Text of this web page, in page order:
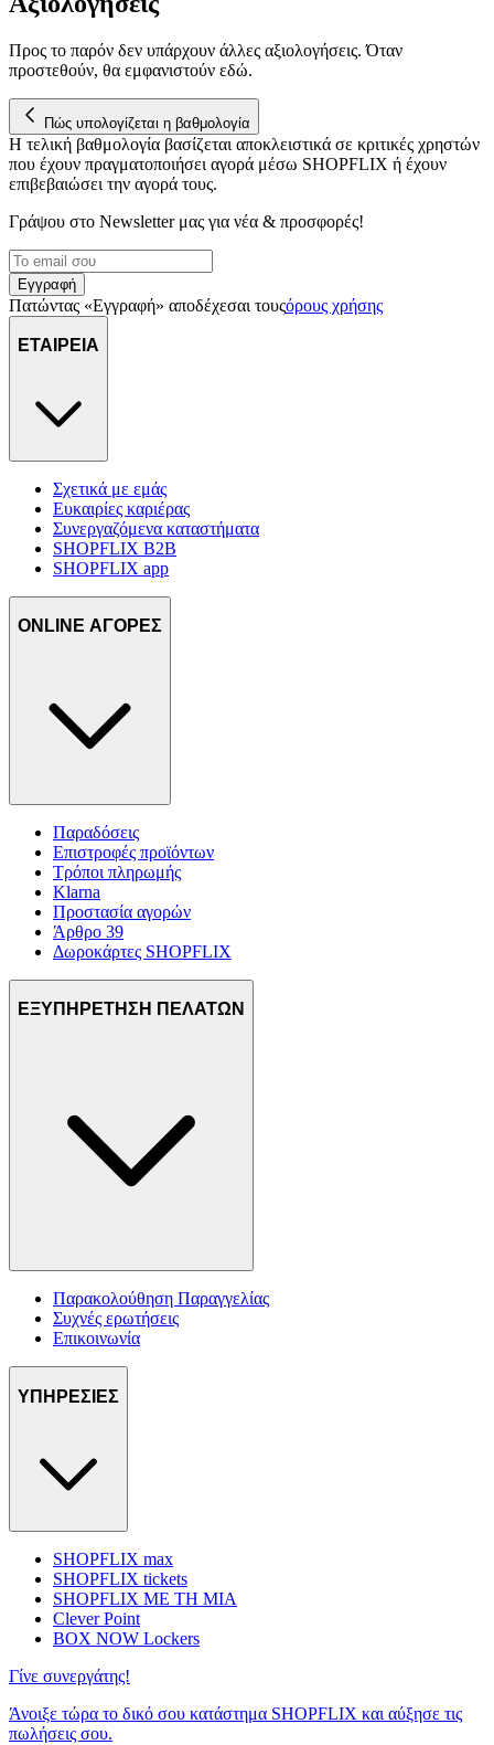
Προς το παρόν δεν υπάρχουν άλλες αξιολογήσεις. Όταν
προστεθούν, θα εμφανιστούν εδώ.
Πώς υπολογίζεται η βαθμολογία
Η τελική βαθμολογία βασίζεται αποκλειστικά σε κριτικές χρηστών
που έχουν πραγματοποιήσει αγορά μέσω SHOPFLIX ή έχουν
επιβεβαιώσει την αγορά τους.
Γράψου στο Νewsletter μας για νέα & προσφορές!
Εγγραφή
Πατώντας «Εγγραφή» αποδέχεσαι τουςόρους χρήσης
ΕΤΑΙΡΕΙΑ
Σχετικά με εμάς
Ευκαιρίες καριέρας
Συνεργαζόμενα καταστήματα
SHOPFLIX B2B
SHOPFLIX app
ONLINE ΑΓΟΡΕΣ
Παραδόσεις
Επιστροφές προϊόντων
Τρόποι πληρωμής
Klarna
Προστασία αγορών
Άρθρο 39
Δωροκάρτες SHOPFLIX
ΕΞΥΠΗΡΕΤΗΣΗ ΠΕΛΑΤΩΝ
Παρακολούθηση Παραγγελίας
Συχνές ερωτήσεις
Επικοινωνία
ΥΠΗΡΕΣΙΕΣ
SHOPFLIX max
SHOPFLIX tickets
SHOPFLIX ΜΕ ΤΗ ΜΙΑ
Clever Point
BOX NOW Lockers
Γίνε συνεργάτης!
Άνοιξε τώρα το δικό σου κατάστημα SHOPFLIX και αύξησε τις
πωλήσεις σου.